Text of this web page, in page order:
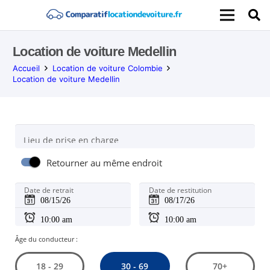
Location de voiture Medellin
Accueil
Location de voiture Colombie
Location de voiture Medellin
Lieu de prise en charge
Retourner au même endroit
Date de retrait Date de restitution
Âge du conducteur :
18 - 29 30 - 69 70+